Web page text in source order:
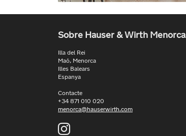
Sobre Hauser & Wirth Menorca
Illa del Rei
Maó, Menorca
Illes Balears
Espanya
Contacte
+34 871 010 020
menorca@hauserwirth.com